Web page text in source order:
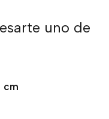
uno de
cm